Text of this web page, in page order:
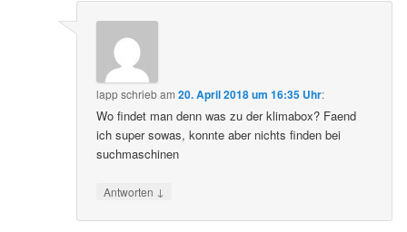
lappschriebam20. April 2018 um 16:35 Uhr:
Wo findet man denn was zu der klimabox? Faend
ich super sowas, konnte aber nichts finden bei
suchmaschinen
Antworten ↓